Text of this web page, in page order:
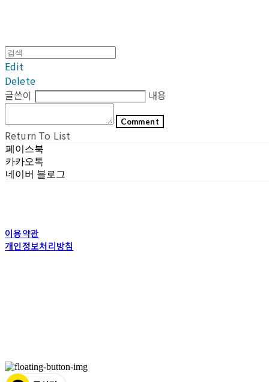
Edit
Delete
글쓴이
내용
Comment
Return To List
페이스북
카카오톡
네이버 블로그
이용약관
개인정보처리방침